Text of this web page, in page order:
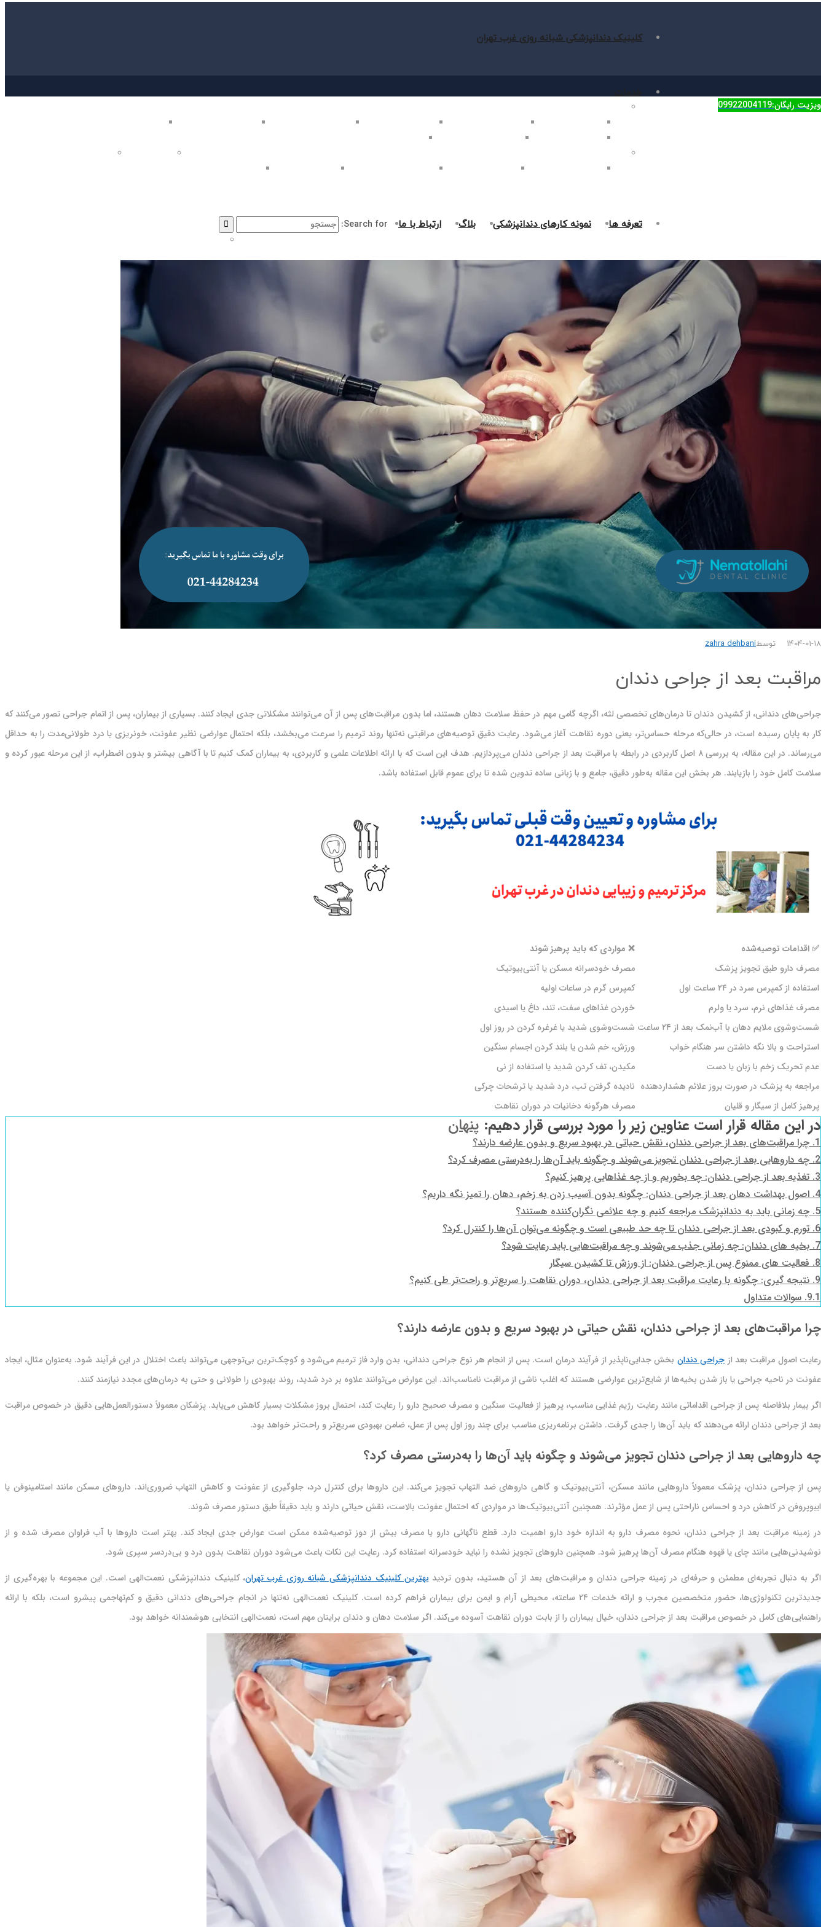
کلینیک دندانپزشکی شبانه روزی غرب تهران
جراحی فک در غرب تهران
بلیچینگ دندان در غرب تهران لمینت دندان در غرب تهران کامپوزیت دندان در غرب تهران جرم گیری دندان در غرب تهران
روکش دندان در غرب تهران
اصلاح طرح لبخند در غرب تهران
پر کردن دندان در غرب تهران
جراحی دندان در غرب تهران درمان ریشه دندان در غرب تهران جراحی لثه در غرب تهران
دندانپزشکی کودکان
تعرفه ها نمونه کارهای دندانپزشکی بلاگ ارتباط با ما Search for:
۱۴۰۴-۰۱-۱۸ توسطzahra dehbani
مراقبت بعد از جراحی دندان
جراحی‌های دندانی، از کشیدن دندان تا درمان‌های تخصصی لثه، اگرچه گامی مهم در حفظ سلامت دهان هستند، اما بدون مراقبت‌های پس از آن می‌توانند مشکلاتی جدی ایجاد کنند. بسیاری از بیماران، پس از اتمام جراحی تصور می‌کنند که
کار به پایان رسیده است، در حالی‌که مرحله حساس‌تر، یعنی دوره نقاهت آغاز می‌شود. رعایت دقیق توصیه‌های مراقبتی نه‌تنها روند ترمیم را سرعت می‌بخشد، بلکه احتمال عوارضی نظیر عفونت، خونریزی یا درد طولانی‌مدت را به‌ حداقل
می‌رساند. در این مقاله، به بررسی ۸ اصل کاربردی در رابطه با مراقبت بعد از جراحی دندان می‌پردازیم. هدف این است که با ارائه اطلاعات علمی و کاربردی، به بیماران کمک کنیم تا با آگاهی بیشتر و بدون اضطراب، از این مرحله عبور کرده و
سلامت کامل خود را بازیابند. هر بخش این مقاله به‌طور دقیق، جامع و با زبانی ساده تدوین شده تا برای عموم قابل استفاده باشد.
✅ اقدامات توصیه‌شده
❌ مواردی که باید پرهیز شوند
مصرف دارو طبق تجویز پزشک
مصرف خودسرانه مسکن یا آنتی‌بیوتیک
استفاده از کمپرس سرد در ۲۴ ساعت اول
کمپرس گرم در ساعات اولیه
مصرف غذاهای نرم، سرد یا ولرم
خوردن غذاهای سفت، تند، داغ یا اسیدی
شست‌وشوی ملایم دهان با آب‌نمک بعد از ۲۴ ساعت
شست‌وشوی شدید یا غرغره کردن در روز اول
استراحت و بالا نگه داشتن سر هنگام خواب
ورزش، خم شدن یا بلند کردن اجسام سنگین
عدم تحریک زخم با زبان یا دست
مکیدن، تف کردن شدید یا استفاده از نی
مراجعه به پزشک در صورت بروز علائم هشداردهنده نادیده گرفتن تب، درد شدید یا ترشحات چرکی
پرهیز کامل از سیگار و قلیان
مصرف هرگونه دخانیات در دوران نقاهت
در این مقاله قرار است عناوین زیر را مورد بررسی قرار دهیم: پنهان
1. چرا مراقبت‌های بعد از جراحی دندان، نقش حیاتی در بهبود سریع و بدون عارضه دارند؟
2. چه داروهایی بعد از جراحی دندان تجویز می‌شوند و چگونه باید آن‌ها را به‌درستی مصرف کرد؟
3. تغذیه بعد از جراحی دندان: چه بخوریم و از چه غذاهایی پرهیز کنیم؟
4. اصول بهداشت دهان بعد از جراحی دندان: چگونه بدون آسیب زدن به زخم، دهان را تمیز نگه داریم؟
5. چه زمانی باید به دندانپزشک مراجعه کنیم و چه علائمی نگران‌کننده هستند؟
6. تورم و کبودی بعد از جراحی دندان تا چه حد طبیعی است و چگونه می‌توان آن‌ها را کنترل کرد؟
7. بخیه‌ های دندان: چه زمانی جذب می‌شوند و چه مراقبت‌هایی باید رعایت شود؟
8. فعالیت‌ های ممنوع پس از جراحی دندان: از ورزش تا کشیدن سیگار
9. نتیجه‌ گیری: چگونه با رعایت مراقبت بعد از جراحی دندان، دوران نقاهت را سریع‌تر و راحت‌تر طی کنیم؟
9.1. سوالات متداول
چرا مراقبت‌های بعد از جراحی دندان، نقش حیاتی در بهبود سریع و بدون عارضه دارند؟
رعایت اصول مراقبت بعد ازجراحی دندان بخش جدایی‌ناپذیر از فرآیند درمان است. پس از انجام هر نوع جراحی دندانی، بدن وارد فاز ترمیم می‌شود و کوچک‌ترین بی‌توجهی می‌تواند باعث اختلال در این فرآیند شود. به‌عنوان مثال، ایجاد
عفونت در ناحیه جراحی یا باز شدن بخیه‌ها از شایع‌ترین عوارضی هستند که اغلب ناشی از مراقبت نامناسب‌اند. این عوارض می‌توانند علاوه بر درد شدید، روند بهبودی را طولانی و حتی به درمان‌های مجدد نیازمند کنند.
اگر بیمار بلافاصله پس از جراحی اقداماتی مانند رعایت رژیم غذایی مناسب، پرهیز از فعالیت سنگین و مصرف صحیح دارو را رعایت کند، احتمال بروز مشکلات بسیار کاهش می‌یابد. پزشکان معمولاً دستورالعمل‌هایی دقیق در خصوص مراقبت
بعد از جراحی دندان ارائه می‌دهند که باید آن‌ها را جدی گرفت. داشتن برنامه‌ریزی مناسب برای چند روز اول پس از عمل، ضامن بهبودی سریع‌تر و راحت‌تر خواهد بود.
چه داروهایی بعد از جراحی دندان تجویز می‌شوند و چگونه باید آن‌ها را به‌درستی مصرف کرد؟
پس از جراحی دندان، پزشک معمولاً داروهایی مانند مسکن، آنتی‌بیوتیک و گاهی داروهای ضد التهاب تجویز می‌کند. این داروها برای کنترل درد، جلوگیری از عفونت و کاهش التهاب ضروری‌اند. داروهای مسکن مانند استامینوفن یا
ایبوپروفن در کاهش درد و احساس ناراحتی پس از عمل مؤثرند. همچنین آنتی‌بیوتیک‌ها در مواردی که احتمال عفونت بالاست، نقش حیاتی دارند و باید دقیقاً طبق دستور مصرف شوند.
در زمینه مراقبت بعد از جراحی دندان، نحوه مصرف دارو به اندازه خود دارو اهمیت دارد. قطع ناگهانی دارو یا مصرف بیش از دوز توصیه‌شده ممکن است عوارض جدی ایجاد کند. بهتر است داروها با آب فراوان مصرف شده و از
نوشیدنی‌هایی مانند چای یا قهوه هنگام مصرف آن‌ها پرهیز شود. همچنین داروهای تجویز نشده را نباید خودسرانه استفاده کرد. رعایت این نکات باعث می‌شود دوران نقاهت بدون درد و بی‌دردسر سپری شود.
اگر به دنبال تجربه‌ای مطمئن و حرفه‌ای در زمینه جراحی دندان و مراقبت‌های بعد از آن هستید، بدون تردیدبهترین کلینیک دندانپزشکی شبانه روزی غرب تهران، کلینیک دندانپزشکی نعمت‌الهی است. این مجموعه با بهره‌گیری از
جدیدترین تکنولوژی‌ها، حضور متخصصین مجرب و ارائه خدمات ۲۴ ساعته، محیطی آرام و ایمن برای بیماران فراهم کرده است. کلینیک نعمت‌الهی نه‌تنها در انجام جراحی‌های دندانی دقیق و کم‌تهاجمی پیشرو است، بلکه با ارائه
راهنمایی‌های کامل در خصوص مراقبت بعد از جراحی دندان، خیال بیماران را از بابت دوران نقاهت آسوده می‌کند. اگر سلامت دهان و دندان برایتان مهم است، نعمت‌الهی انتخابی هوشمندانه خواهد بود.
ویزیت رایگان:09922004119